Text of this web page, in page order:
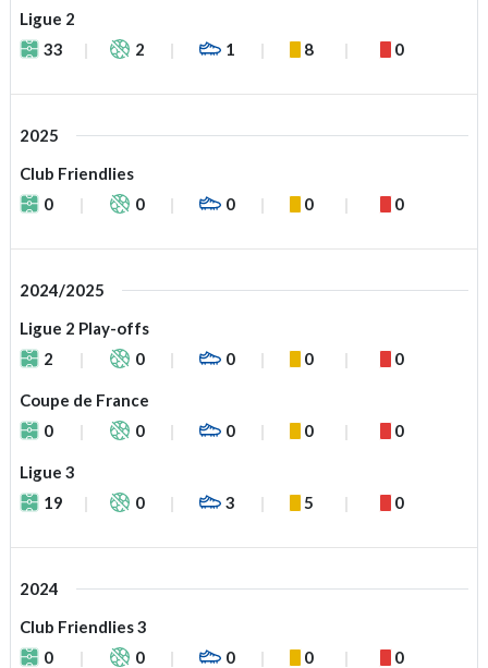
Ligue 2
33
2 1 8 0
2025
Club Friendlies
0
0 0 0 0
2024/2025
Ligue 2 Play-offs
2
0 0 0 0
Coupe de France
0
0 0 0 0
Ligue 3
19
0 3 5 0
2024
Club Friendlies 3
0
0 0 0 0